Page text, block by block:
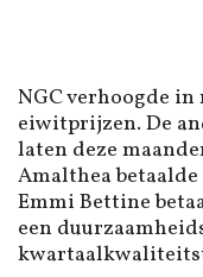
NGC verhoogde in
eiwitprijzen. De
laten deze
Amalthea
Emmi Bettine
een